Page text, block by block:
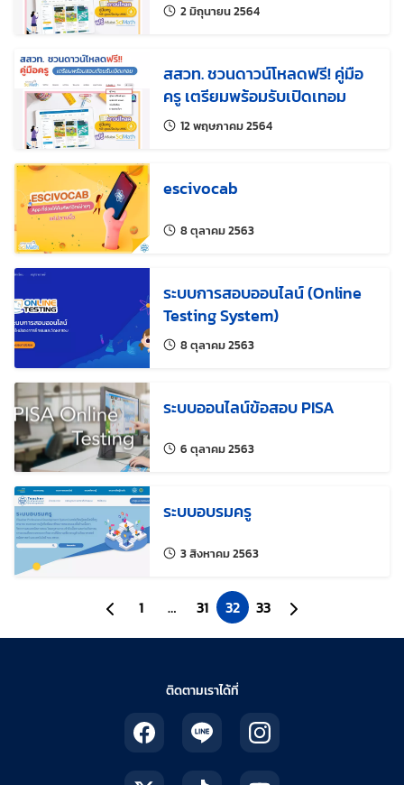
2 มิถุนายน 2564แก้ไขล่าสุดเมื่อ:
สสวท. ชวนดาวน์โหลดฟรี! คู่มือ
ครู เตรียมพร้อมรับเปิดเทอม
12 พฤษภาคม 2564แก้ไขล่าสุดเมื่อ:
escivocab
8 ตุลาคม 2563แก้ไขล่าสุดเมื่อ:
ระบบการสอบออนไลน์ (Online
Testing System)
8 ตุลาคม 2563แก้ไขล่าสุดเมื่อ:
ระบบออนไลน์ข้อสอบ PISA
6 ตุลาคม 2563แก้ไขล่าสุดเมื่อ:
ระบบอบรมครู
3 สิงหาคม 2563แก้ไขล่าสุดเมื่อ:
ไปยังหน้าก่อนหน้า
1 … 31 32 33 ไปยังหน้าถัดไป
ติดตามเราได้ที่